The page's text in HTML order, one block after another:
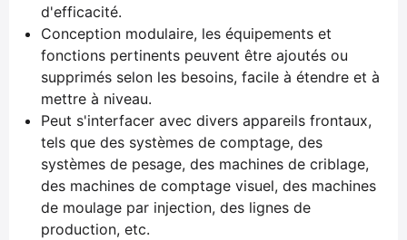
d'efficacité.
Conception modulaire, les équipements et
fonctions pertinents peuvent être ajoutés ou
supprimés selon les besoins, facile à étendre et à
mettre à niveau.
Peut s'interfacer avec divers appareils frontaux,
tels que des systèmes de comptage, des
systèmes de pesage, des machines de criblage,
des machines de comptage visuel, des machines
de moulage par injection, des lignes de
production, etc.